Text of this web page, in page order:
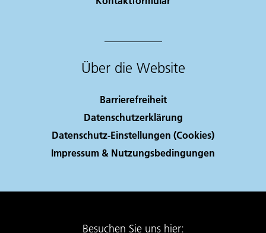
Über die Website
Barrierefreiheit
Datenschutzerklärung
Datenschutz-Einstellungen (Cookies)
Impressum & Nutzungsbedingungen
Besuchen Sie uns hier: